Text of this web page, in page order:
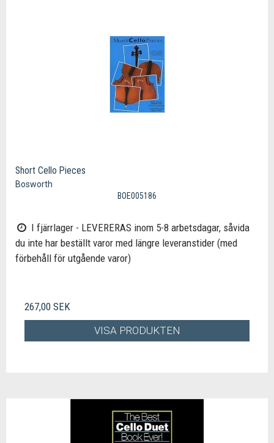
Short Cello Pieces
Bosworth
BOE005186
I fjärrlager - LEVERERAS inom 5-8 arbetsdagar, såvida
du inte har beställt varor med längre leveranstider (med
förbehåll för utgående varor)
267,00 SEK
VISA PRODUKTEN